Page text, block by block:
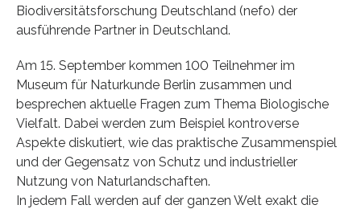
Biodiversitätsforschung Deutschland (nefo) der
ausführende Partner in Deutschland.
Am 15. September kommen 100 Teilnehmer im
Museum für Naturkunde Berlin zusammen und
besprechen aktuelle Fragen zum Thema Biologische
Vielfalt. Dabei werden zum Beispiel kontroverse
Aspekte diskutiert, wie das praktische Zusammenspiel
und der Gegensatz von Schutz und industrieller
Nutzung von Naturlandschaften.
In jedem Fall werden auf der ganzen Welt exakt die